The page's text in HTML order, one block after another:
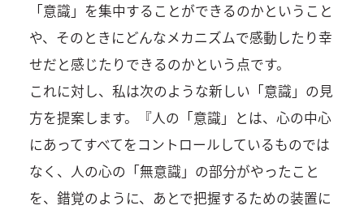
「意識」を集中することができるのかということ
や、そのときにどんなメカニズムで感動したり幸
せだと感じたりできるのかという点です。
これに対し、私は次のような新しい「意識」の見
方を提案します。『人の「意識」とは、心の中心
にあってすべてをコントロールしているものでは
なく、人の心の「無意識」の部分がやったこと
を、錯覚のように、あとで把握するための装置に